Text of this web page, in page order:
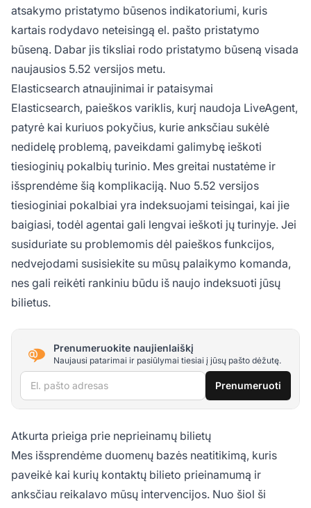
atsakymo pristatymo būsenos indikatoriumi, kuris
kartais rodydavo neteisingą el. pašto pristatymo
būseną. Dabar jis tiksliai rodo pristatymo būseną visada
naujausios 5.52 versijos metu.
Elasticsearch atnaujinimai ir pataisymai
Elasticsearch, paieškos variklis, kurį naudoja LiveAgent,
patyrė kai kuriuos pokyčius, kurie anksčiau sukėlė
nedidelę problemą, paveikdami galimybę ieškoti
tiesioginių pokalbių turinio. Mes greitai nustatėme ir
išsprendėme šią komplikaciją. Nuo 5.52 versijos
tiesioginiai pokalbiai yra indeksuojami teisingai, kai jie
baigiasi, todėl agentai gali lengvai ieškoti jų turinyje. Jei
susiduriate su problemomis dėl paieškos funkcijos,
nedvejodami susisiekite su mūsų palaikymo komanda,
nes gali reikėti rankiniu būdu iš naujo indeksuoti jūsų
bilietus.
Prenumeruokite naujienlaiškį
Naujausi patarimai ir pasiūlymai tiesiai į jūsų pašto dėžutę.
El. pašto adresas Prenumeruoti
Atkurta prieiga prie neprieinamų bilietų
Mes išsprendėme duomenų bazės neatitikimą, kuris
paveikė kai kurių kontaktų bilieto prieinamumą ir
anksčiau reikalavo mūsų intervencijos. Nuo šiol ši